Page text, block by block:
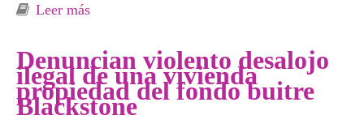
Leer más
desalojo
Denuncian violento desalojo
ilegal de una vivienda
propiedad del fondo buitre
Blackstone